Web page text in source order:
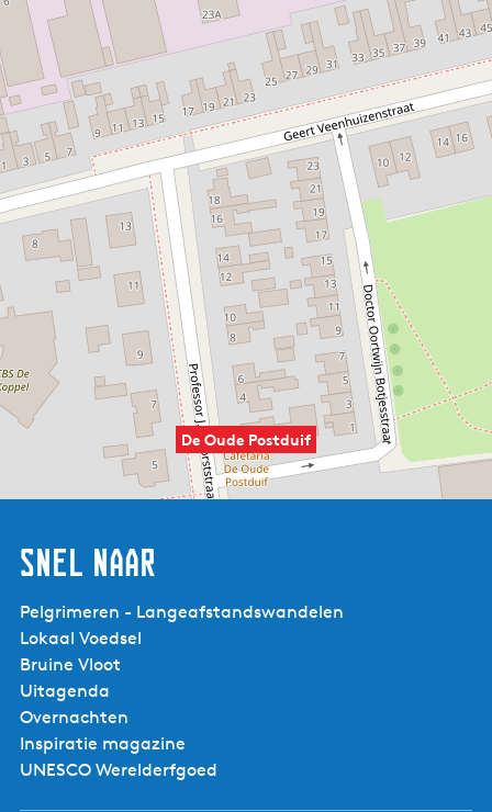
De Oude Postduif
Snel naar
Pelgrimeren - Langeafstandswandelen
Lokaal Voedsel
Bruine Vloot
Uitagenda
Overnachten
Inspiratie magazine
UNESCO Werelderfgoed